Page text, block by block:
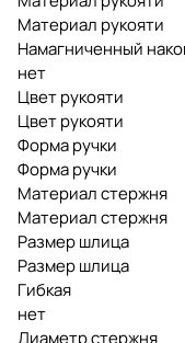
Материал рукояти
Намагниченный
нет
Цвет рукояти
Цвет рукояти
Форма ручки
Форма ручки
Материал стержня
Материал стержня
Размер шлица
Размер шлица
Гибкая
нет
Диаметр стержня